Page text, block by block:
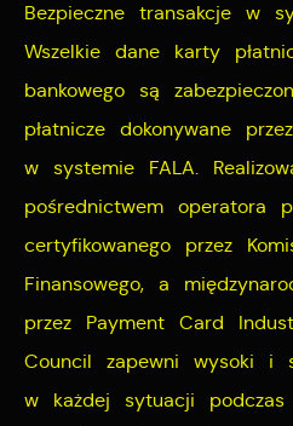
Bezpieczne transakcje w
Wszelkie dane karty
bankowego są
płatnicze dokonywane
w systemie FALA.
pośrednictwem operatora
certyfikowanego przez
Finansowego, a
przez Payment Card
Council zapewni wysoki i
w każdej sytuacji podczas